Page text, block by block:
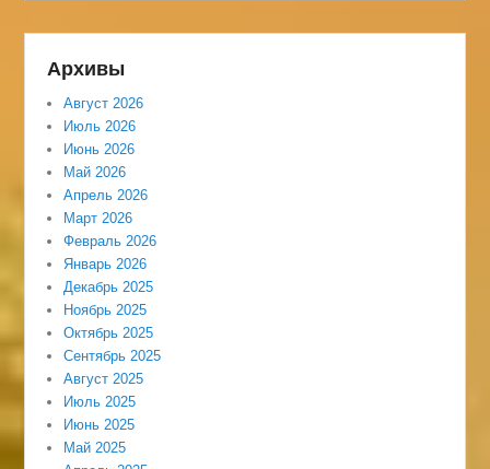
Архивы
Август 2026
Июль 2026
Июнь 2026
Май 2026
Апрель 2026
Март 2026
Февраль 2026
Январь 2026
Декабрь 2025
Ноябрь 2025
Октябрь 2025
Сентябрь 2025
Август 2025
Июль 2025
Июнь 2025
Май 2025